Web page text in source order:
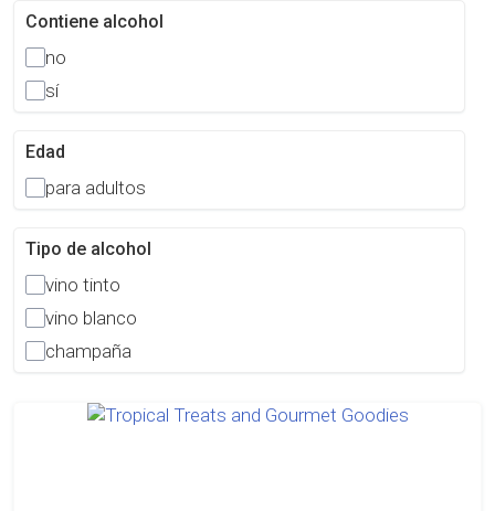
Contiene alcohol
no
sí
Edad
para adultos
Tipo de alcohol
vino tinto
vino blanco
champaña